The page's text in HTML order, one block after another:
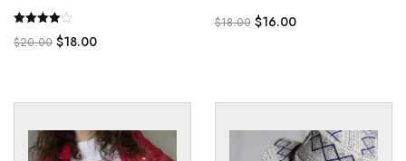
4.00
$20.00 $18.00
$18.00 $16.00